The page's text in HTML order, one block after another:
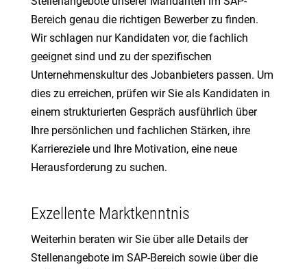
Bereich genau die richtigen Bewerber zu finden.
Wir schlagen nur Kandidaten vor, die fachlich
geeignet sind und zu der spezifischen
Unternehmenskultur des Jobanbieters passen. Um
dies zu erreichen, prüfen wir Sie als Kandidaten in
einem strukturierten Gespräch ausführlich über
Ihre persönlichen und fachlichen Stärken, ihre
Karriereziele und Ihre Motivation, eine neue
Herausforderung zu suchen.
Exzellente Marktkenntnis
Weiterhin beraten wir Sie über alle Details der
Stellenangebote im SAP-Bereich sowie über die